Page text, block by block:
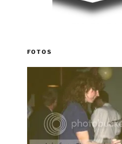
FOTOS